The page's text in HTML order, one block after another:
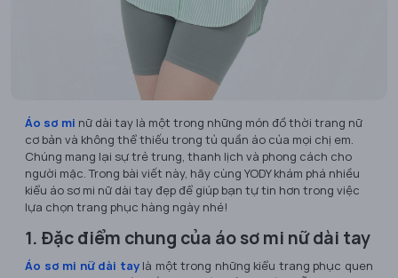
Áo sơ mi nữ dài tay là một trong những món đồ thời trang nữ
cơ bản và không thể thiếu trong tủ quần áo của mọi chị em.
Chúng mang lại sự trẻ trung, thanh lịch và phong cách cho
người mặc. Trong bài viết này, hãy cùng YODY khám phá nhiều
kiểu áo sơ mi nữ dài tay đẹp để giúp bạn tự tin hơn trong việc
lựa chọn trang phục hàng ngày nhé!
1. Đặc điểm chung của áo sơ mi nữ dài tay
Áo sơ mi nữ dài taylà một trong những kiểu trang phục quen